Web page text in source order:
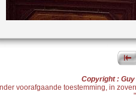
Copyright :
voorafgaande toestemming, in